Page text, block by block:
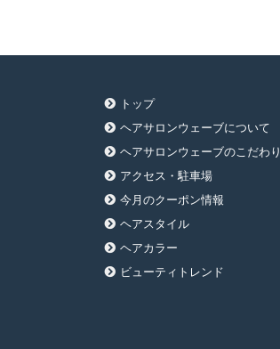
トップ
ヘアサロンウェーブについて
ヘアサロンウェーブのこだわり
アクセス・駐車場
今月のクーポン情報
ヘアスタイル
ヘアカラー
ビューティトレンド